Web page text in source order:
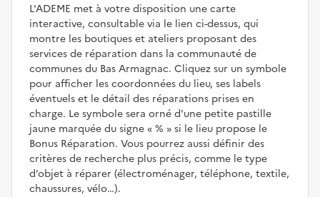
L'ADEME met à votre disposition une carte
interactive, consultable via le lien ci-dessus, qui
montre les boutiques et ateliers proposant des
services de réparation dans la communauté de
communes du Bas Armagnac. Cliquez sur un symbole
pour afficher les coordonnées du lieu, ses labels
éventuels et le détail des réparations prises en
charge. Le symbole sera orné d'une petite pastille
jaune marquée du signe
%
si le lieu propose le
Bonus Réparation. Vous pourrez aussi définir des
critères de recherche plus précis, comme le type
d’objet à réparer (électroménager, téléphone, textile,
chaussures, vélo…).